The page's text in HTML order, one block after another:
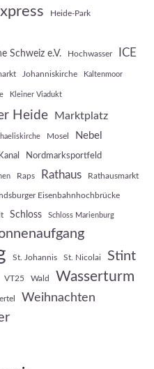
Heide-Park
Schweiz e.V. Hochwasser ICE
Johanniskirche Kaltenmoor
Kleiner Viadukt
Heide Marktplatz
Mosel Nebel
Nordmarksportfeld
Raps Rathaus Rathausmarkt
Eisenbahnhochbrücke
Schloss Schloss Marienburg
St. Johannis St. Nicolai Stint
VT25 Wald Wasserturm
Weihnachten